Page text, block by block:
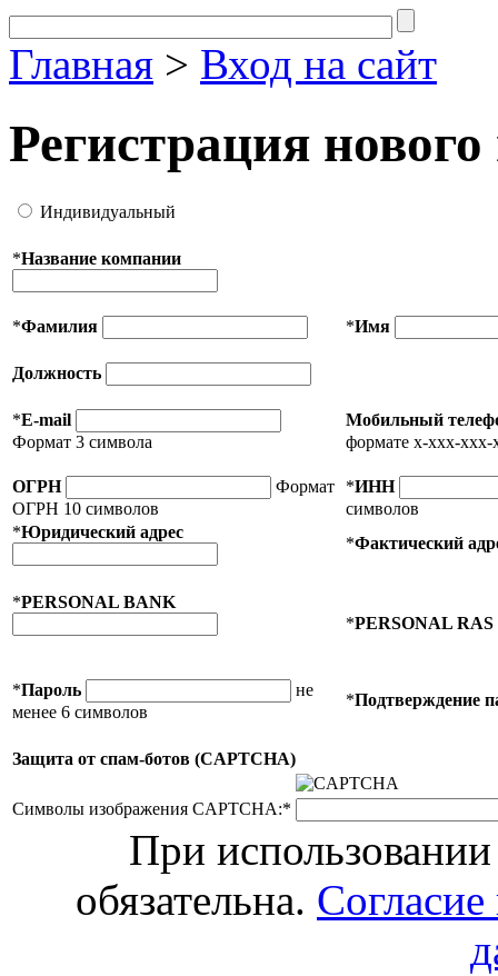
Главная > Вход на сайт
Регистрация нового
Индивидуальный
*Название компании
*Фамилия *Имя
Должность
*E-mail
Формат 3 символа
Мобильный
формате x-xxx-xxx-
ОГРН
Формат
ОГРН 10 символов
*ИНН
символов
*Юридический адрес
*Фактический
*PERSONAL BANK
*PERSONAL RAS
*Пароль
не
менее 6 символов
*Подтверждение
Защита от спам-ботов (CAPTCHA)
Символы изображения CAPTCHA:*
При
обязательна.